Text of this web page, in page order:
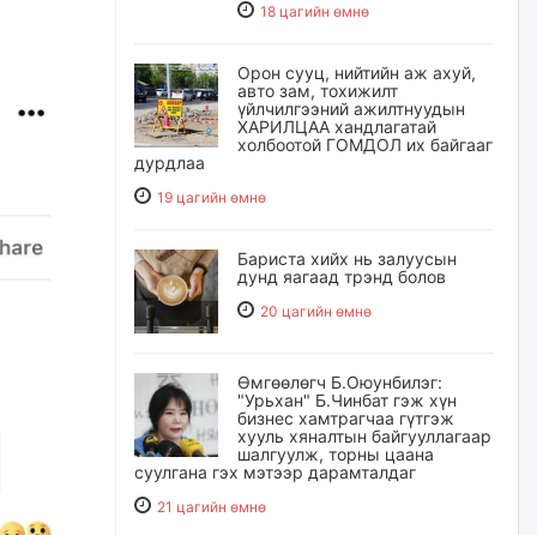
18 цагийн өмнө
Орон сууц, нийтийн аж ахуй,
авто зам, тохижилт
үйлчилгээний ажилтнуудын
ХАРИЛЦАА хандлагатай
холбоотой ГОМДОЛ их байгааг
дурдлаа
19 цагийн өмнө
Бариста хийх нь залуусын
дунд яагаад трэнд болов
20 цагийн өмнө
Өмгөөлөгч Б.Оюунбилэг:
"Урьхан" Б.Чинбат гэж хүн
бизнес хамтрагчаа гүтгэж
хууль хяналтын байгууллагаар
шалгуулж, торны цаана
суулгана гэх мэтээр дарамталдаг
21 цагийн өмнө